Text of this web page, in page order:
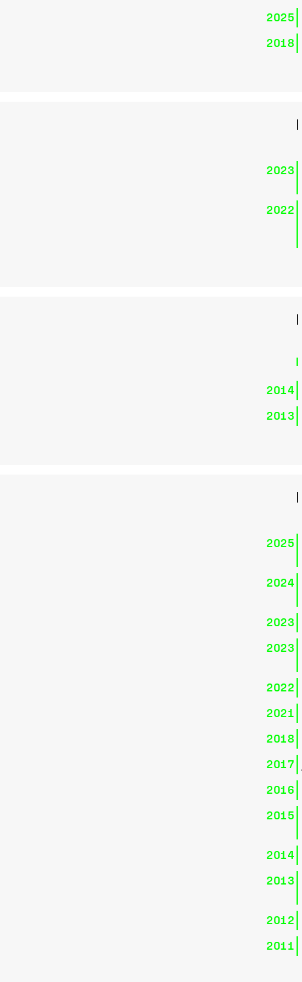
2025
2018
2023
2022
2014
2013
2025
2024
2023
2023
2022
2021
2018
2017
2016
2015
2014
2013
2012
2011